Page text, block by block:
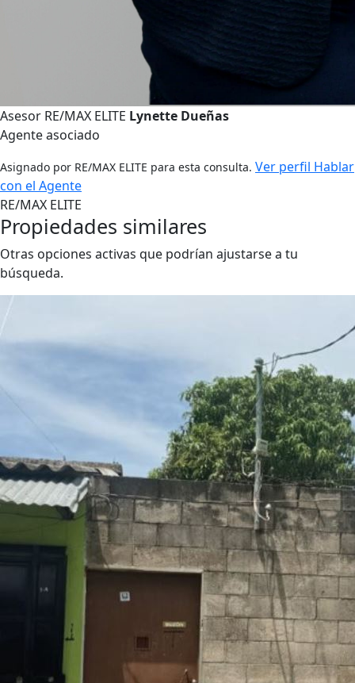
Asesor RE/MAX ELITE Lynette Dueñas
Agente asociado
Asignado por RE/MAX ELITE para esta consulta. Ver perfil Hablar
con el Agente
RE/MAX ELITE
Propiedades similares
Otras opciones activas que podrían ajustarse a tu
búsqueda.